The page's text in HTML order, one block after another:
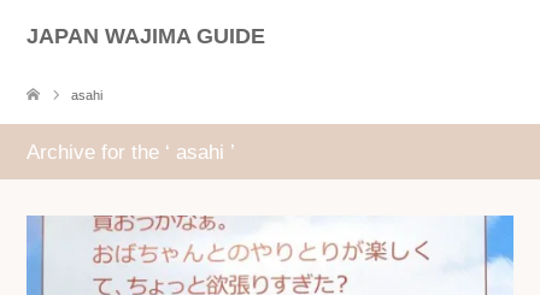
JAPAN WAJIMA GUIDE
asahi
Archive for the ‘ asahi ’